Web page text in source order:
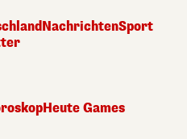
NachrichtenSport
Heute Games